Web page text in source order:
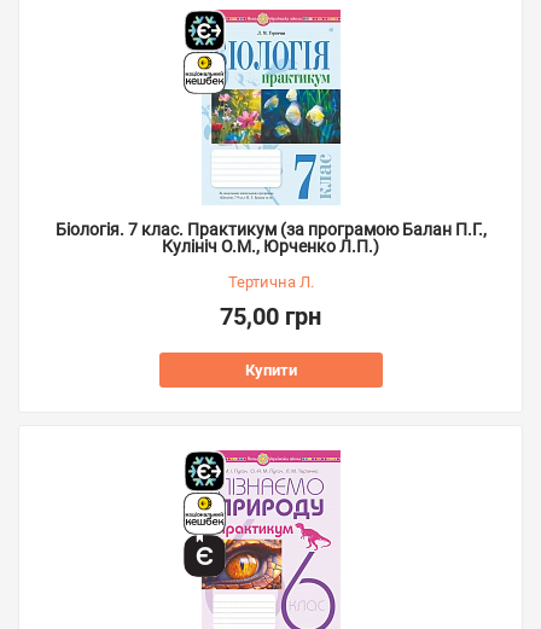
Біологія. 7 клас. Практикум (за програмою Балан П.Г.,
Кулініч О.М., Юрченко Л.П.)
Тертична Л.
75,00 грн
Купити